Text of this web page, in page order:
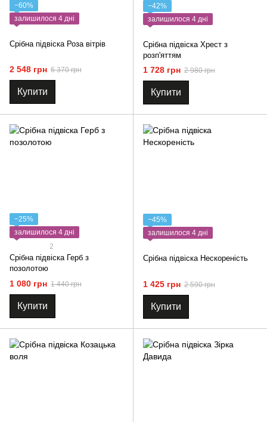
−60%
залишилося 4 дні
Срібна підвіска Роза вітрів
2 548 грн 6 370 грн
Купити
−42%
залишилося 4 дні
Срібна підвіска Хрест з
розп'яттям
1 728 грн 2 980 грн
Купити
−25%
залишилося 4 дні
2
Срібна підвіска Герб з
позолотою
1 080 грн 1 440 грн
Купити
−45%
залишилося 4 дні
Срібна підвіска Нескореність
1 425 грн 2 590 грн
Купити